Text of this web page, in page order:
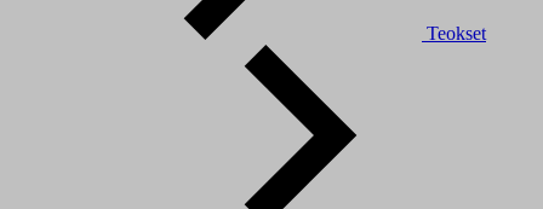
Teokset